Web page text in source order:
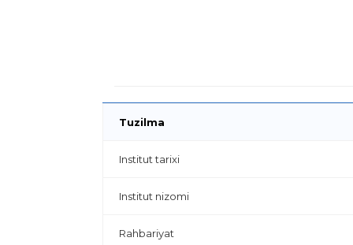
Tuzilma
Institut tarixi
Institut nizomi
Rahbariyat